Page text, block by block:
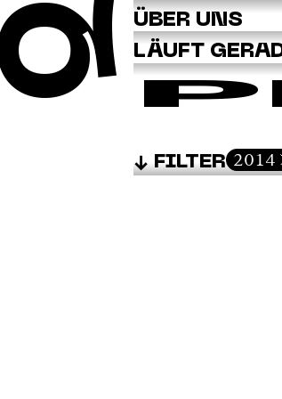
ÜBER UNS
LÄUFT
FILTER 2014